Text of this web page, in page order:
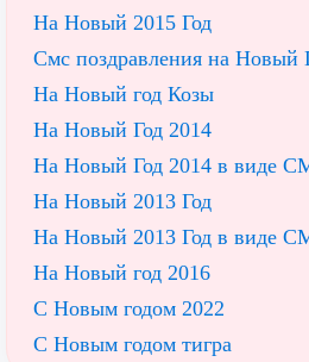
На Новый 2015 Год
Смс поздравления на Новый
На Новый год Козы
На Новый Год 2014
На Новый Год 2014 в виде
На Новый 2013 Год
На Новый 2013 Год в виде
На Новый год 2016
С Новым годом 2022
С Новым годом тигра